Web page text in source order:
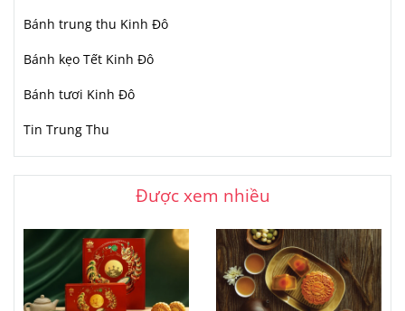
Bánh trung thu Kinh Đô
Bánh kẹo Tết Kinh Đô
Bánh tươi Kinh Đô
Tin Trung Thu
Được xem nhiều